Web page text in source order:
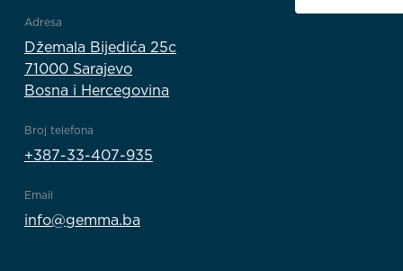
Adresa
Džemala Bijedića 25c
71000 Sarajevo
Bosna i Hercegovina
Broj telefona
+387-33-407-935
Email
info@gemma.ba